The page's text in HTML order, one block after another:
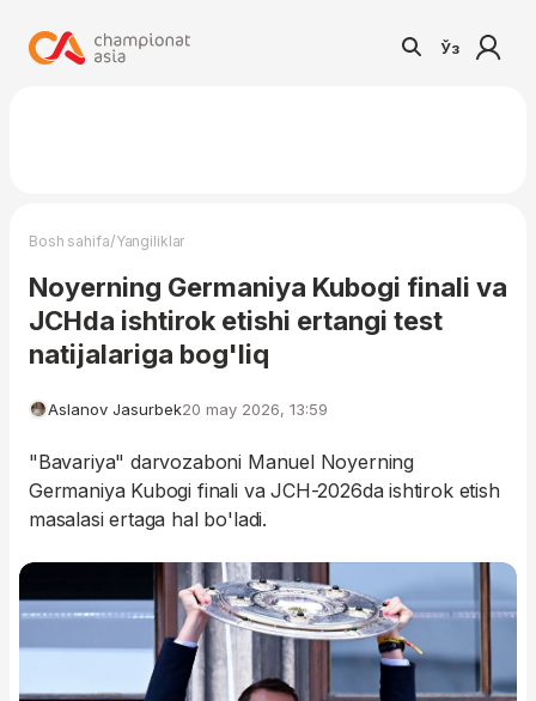
Ўз
Bosh sahifa/Yangiliklar
Noyerning Germaniya Kubogi finali va
JCHda ishtirok etishi ertangi test
natijalariga bog'liq
Aslanov Jasurbek20 may 2026, 13:59
"Bavariya" darvozaboni Manuel Noyerning
Germaniya Kubogi finali va JCH-2026da ishtirok etish
masalasi ertaga hal bo'ladi.